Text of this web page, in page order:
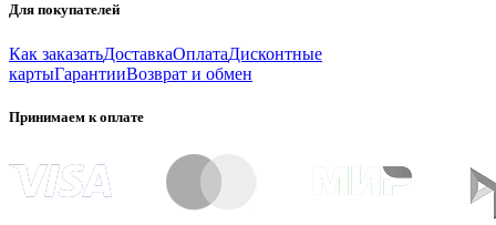
Для покупателей
Как заказатьДоставкаОплатаДисконтные
картыГарантииВозврат и обмен
Принимаем к оплате